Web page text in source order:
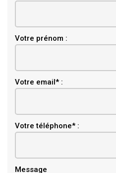
Votre prénom :
Votre email* :
Votre téléphone* :
Message